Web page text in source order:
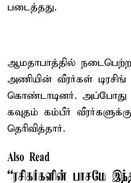
படைத்தது.
ஆமதாபாத்தில் நடைபெற்ற
அணியின் வீரர்கள்
கொண்டாடினர். அப்போது
கவுதம் கம்பீர்
தெரிவித்தார்.
Also Read
“ரசிகர்களின் பாசமே